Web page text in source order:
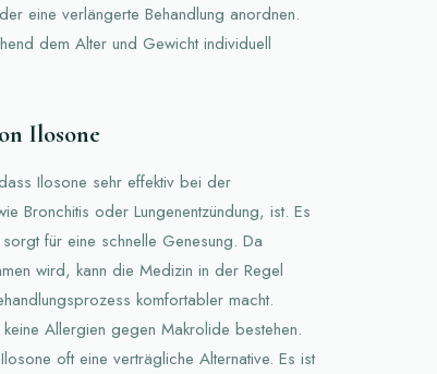
eine verlängerte Behandlung anordnen.
dem Alter und Gewicht individuell
Ilosone
Ilosone sehr effektiv bei der
Bronchitis oder Lungenentzündung, ist. Es
für eine schnelle Genesung. Da
wird, kann die Medizin in der Regel
komfortabler macht.
Allergien gegen Makrolide bestehen.
oft eine verträgliche Alternative. Es ist